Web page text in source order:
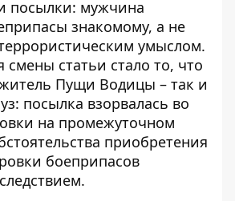
посылки: мужчина
знакомому, а не
умыслом.
статьи стало то, что
Пущи Водицы – так и
посылка взорвалась во
на промежуточном
приобретения
боеприпасов